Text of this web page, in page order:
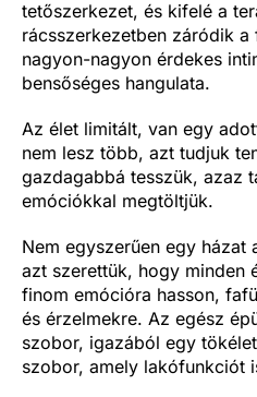
tetőszerkezet, és kifelé a
rácsszerkezetben záródik
nagyon-nagyon érdekes
bensőséges hangulata.
Az élet limitált, van egy
nem lesz több, azt tudjuk
gazdagabbá tesszük, azaz
emóciókkal megtöltjük.
Nem egyszerűen egy házat
azt szerettük, hogy minden
finom emócióra hasson,
és érzelmekre. Az egész
szobor, igazából egy
szobor, amely lakófunkciót